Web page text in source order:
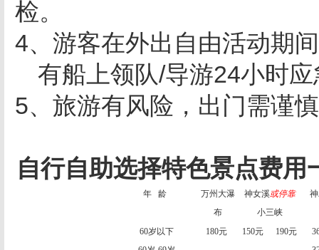
检。
4、游客在外出自由活动期
有船上领队/导游24小时
5、旅游有风险，出门需谨
自行自助选择特色景点费用
年 龄
万州大瀑
布
神女溪或停靠
小三峡
60岁以下 180元 150元 190元